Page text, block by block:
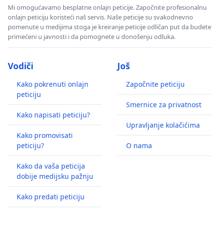
Mi omogućavamo besplatne onlajn peticije. Započnite profesionalnu
onlajn peticiju koristeći naš servis. Naše peticije su svakodnevno
pomenute u medijima stoga je kreiranje peticije odličan put da budete
primećeni u javnosti i da pomognete u donošenju odluka.
Vodiči
Kako pokrenuti onlajn
peticiju
Kako napisati peticiju?
Kako promovisati
peticiju?
Kako da vaša peticija
dobije medijsku pažnju
Kako predati peticiju
Još
Započnite peticiju
Smernice za privatnost
Upravljanje kolačićima
O nama